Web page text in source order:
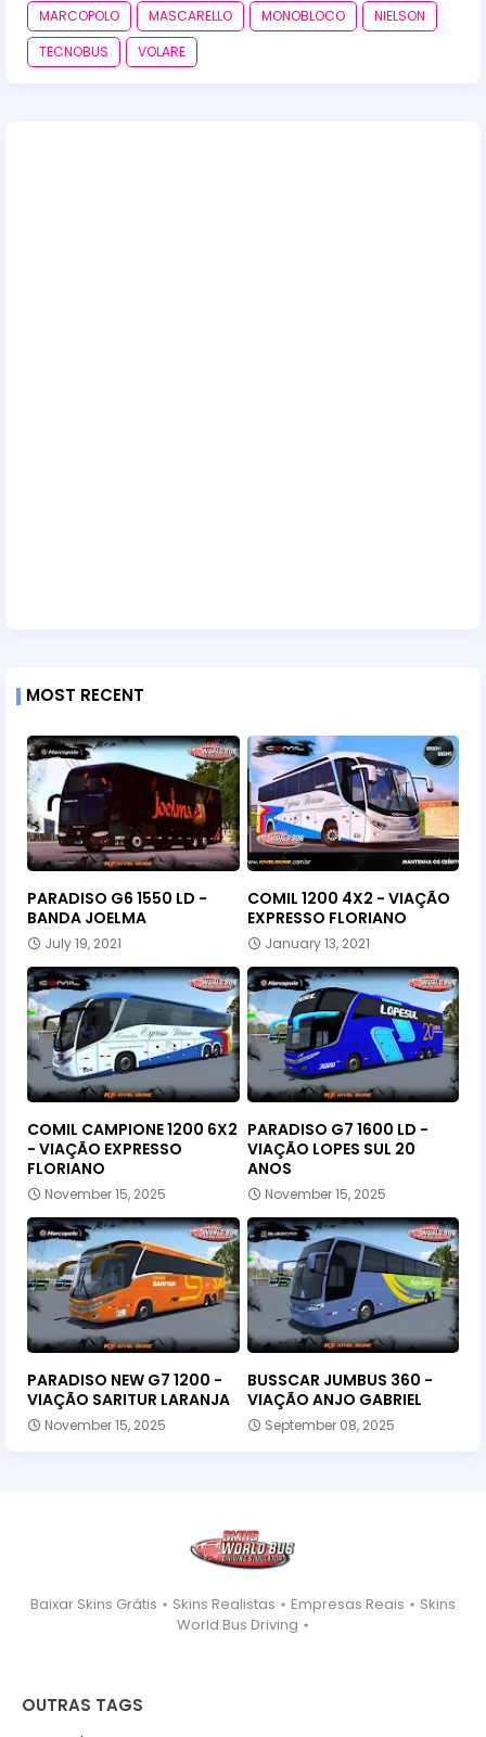
MARCOPOLO
MASCARELLO MONOBLOCO
NIELSON
TECNOBUS
VOLARE
MOST RECENT
PARADISO G6 1550 LD -
BANDA JOELMA
July 19, 2021
COMIL 1200 4X2 - VIAÇÃO
EXPRESSO FLORIANO
January 13, 2021
COMIL CAMPIONE 1200 6X2
- VIAÇÃO EXPRESSO
FLORIANO
November 15, 2025
PARADISO G7 1600 LD -
VIAÇÃO LOPES SUL 20
ANOS
November 15, 2025
PARADISO NEW G7 1200 -
VIAÇÃO SARITUR LARANJA
November 15, 2025
BUSSCAR JUMBUS 360 -
VIAÇÃO ANJO GABRIEL
September 08, 2025
Baixar Skins Grátis ⋆ Skins Realistas ⋆ Empresas Reais ⋆ Skins
World Bus Driving ⋆
OUTRAS TAGS